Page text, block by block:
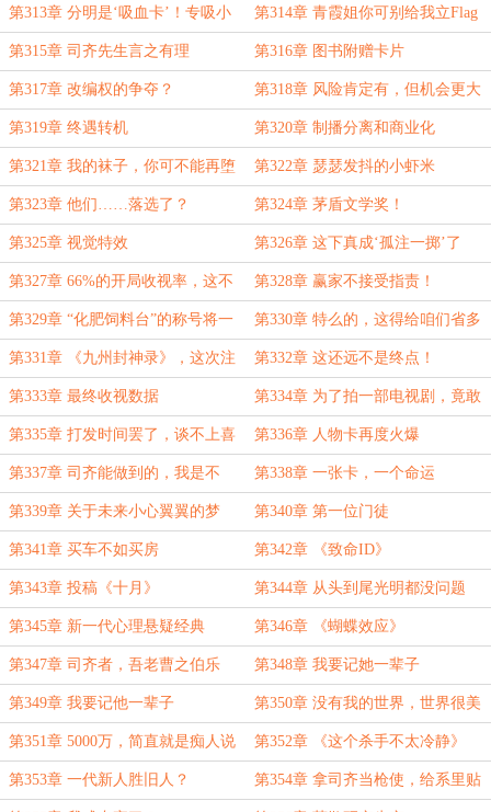
第313章 分明是‘吸血卡’！专吸小
孩零花钱！
第314章 青霞姐你可别给我立Flag
第315章 司齐先生言之有理 第316章 图书附赠卡片
第317章 改编权的争夺？ 第318章 风险肯定有，但机会更大
第319章 终遇转机 第320章 制播分离和商业化
第321章 我的袜子，你可不能再堕
落下去了
第322章 瑟瑟发抖的小虾米
第323章 他们……落选了？ 第324章 茅盾文学奖！
第325章 视觉特效 第326章 这下真成‘孤注一掷’了
第327章 66%的开局收视率，这不
是在呓语吗？
第328章 赢家不接受指责！
第329章 “化肥饲料台”的称号将一
去不复还
第330章 特么的，这得给咱们省多
少广告费啊
第331章 《九州封神录》，这次注
定要成为传奇了
第332章 这还远不是终点！
第333章 最终收视数据 第334章 为了拍一部电视剧，竟敢
下如此重注？
第335章 打发时间罢了，谈不上喜
欢
第336章 人物卡再度火爆
第337章 司齐能做到的，我是不
是……也有一点点可能？
第338章 一张卡，一个命运
第339章 关于未来小心翼翼的梦 第340章 第一位门徒
第341章 买车不如买房 第342章 《致命ID》
第343章 投稿《十月》 第344章 从头到尾光明都没问题
第345章 新一代心理悬疑经典 第346章 《蝴蝶效应》
第347章 司齐者，吾老曹之伯乐
也！
第348章 我要记她一辈子
第349章 我要记他一辈子 第350章 没有我的世界，世界很美
好
第351章 5000万，简直就是痴人说
梦
第352章 《这个杀手不太冷静》
第353章 一代新人胜旧人？ 第354章 拿司齐当枪使，给系里贴